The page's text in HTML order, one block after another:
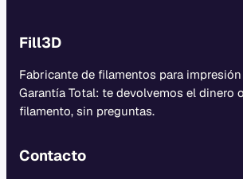
Fill3D
Fabricante de filamentos para
Garantía Total: te devolvemos el dinero
filamento, sin preguntas.
Contacto